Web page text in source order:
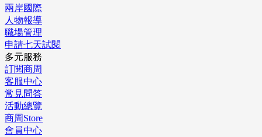
兩岸國際
人物報導
職場管理
申請七天試閱
多元服務
訂閱商周
客服中心
常見問答
活動總覽
商周Store
會員中心